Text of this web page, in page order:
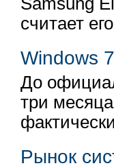
считает
Windows
До
три
Рынок